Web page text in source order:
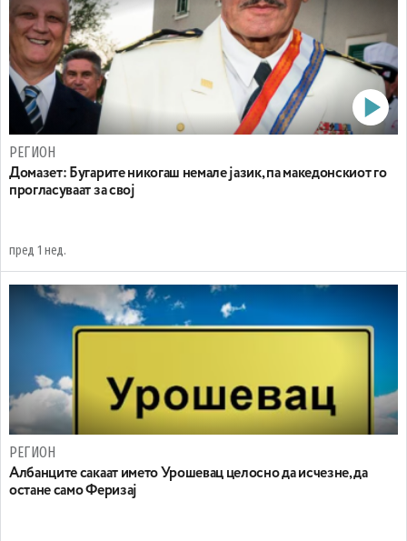
РЕГИОН
Домазет: Бугарите никогаш немале јазик, па македонскиот го
прогласуваат за свој
пред 1 нед.
РЕГИОН
Aлбанците сакаат името Урошевац целосно да исчезне, да
остане само Феризај